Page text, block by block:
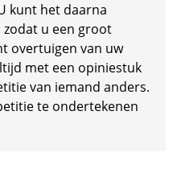
kunt het daarna
u een groot
overtuigen van uw
met een opiniestuk
van iemand anders.
te ondertekenen